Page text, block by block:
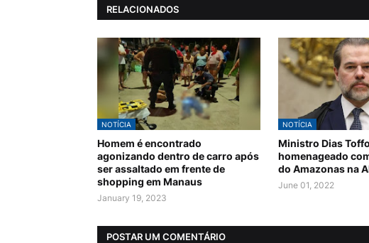
RELACIONADOS
NOTÍCIA
Homem é encontrado
agonizando dentro de carro após
ser assaltado em frente de
shopping em Manaus
January 19, 2023
NOTÍCIA
Ministro Dias
homenageado
do Amazonas na
June 01, 2022
POSTAR UM COMENTÁRIO